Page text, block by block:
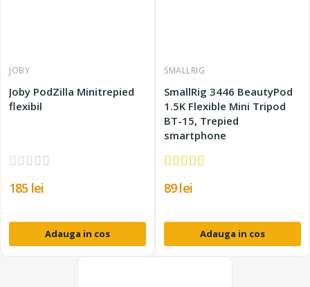
JOBY
Joby PodZilla Minitrepied
flexibil
185 lei
Adauga in cos
SMALLRIG
SmallRig 3446 BeautyPod
1.5K Flexible Mini Tripod
BT-15, Trepied
smartphone
89 lei
Adauga in cos